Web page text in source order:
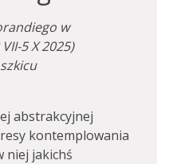
w
5 X 2025)
abstrakcyjnej
kontemplowania
niej jakichś